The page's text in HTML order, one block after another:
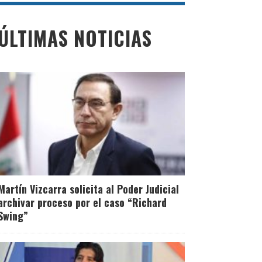
NOTICIAS
Vizcarra solicita al Poder Judicial
proceso por el caso “Richard